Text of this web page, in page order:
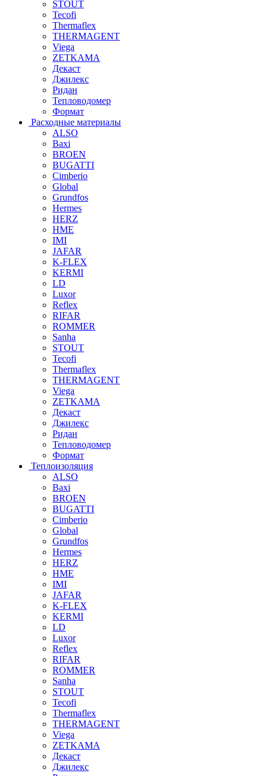
STOUT
Tecofi
Thermaflex
THERMAGENT
Viega
ZETKAMA
Декаст
Джилекс
Ридан
Тепловодомер
Формат
Расходные материалы
ALSO
Baxi
BROEN
BUGATTI
Cimberio
Global
Grundfos
Hermes
HERZ
HME
IMI
JAFAR
K-FLEX
KERMI
LD
Luxor
Reflex
RIFAR
ROMMER
Sanha
STOUT
Tecofi
Thermaflex
THERMAGENT
Viega
ZETKAMA
Декаст
Джилекс
Ридан
Тепловодомер
Формат
Теплоизоляция
ALSO
Baxi
BROEN
BUGATTI
Cimberio
Global
Grundfos
Hermes
HERZ
HME
IMI
JAFAR
K-FLEX
KERMI
LD
Luxor
Reflex
RIFAR
ROMMER
Sanha
STOUT
Tecofi
Thermaflex
THERMAGENT
Viega
ZETKAMA
Декаст
Джилекс